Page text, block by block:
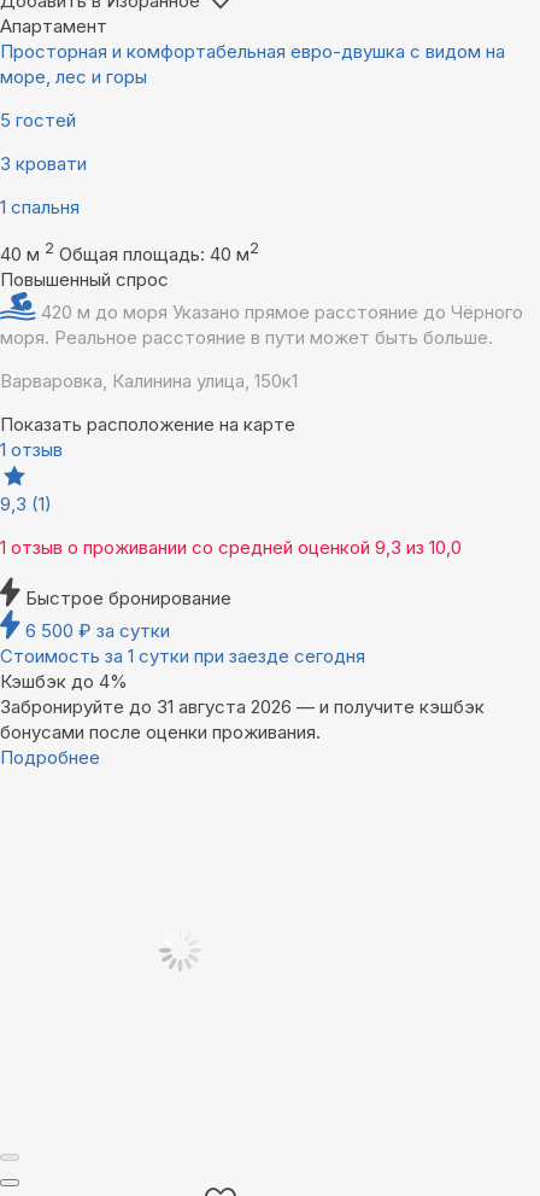
Апартамент
Просторная и комфортабельная евро-двушка с видом на
море, лес и горы
5 гостей
3 кровати
1 спальня
40 м 2 Общая площадь: 40 м2
Повышенный спрос
420 м до моря Указано прямое расстояние до Чёрного
моря. Реальное расстояние в пути может быть больше.
Варваровка, Калинина улица, 150к1
Показать расположение на карте
1 отзыв
9,3 (1)
1 отзыв о проживании со средней оценкой 9,3 из 10,0
Быстрое бронирование
6 500 ₽ за сутки
Стоимость за 1 сутки при заезде сегодня
Кэшбэк до 4%
Забронируйте до 31 августа 2026 — и получите кэшбэк
бонусами после оценки проживания.
Подробнее